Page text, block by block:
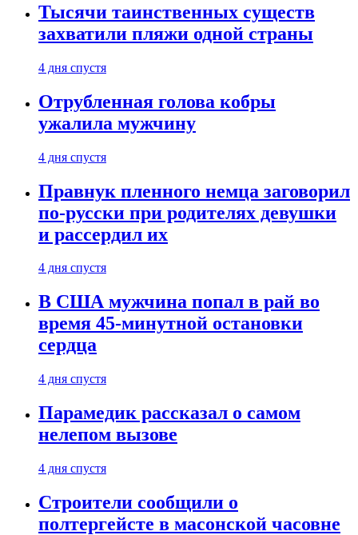
Тысячи таинственных существ
захватили пляжи одной страны
4 дня спустя
Отрубленная голова кобры
ужалила мужчину
4 дня спустя
Правнук пленного немца заговорил
по-русски при родителях девушки
и рассердил их
4 дня спустя
В США мужчина попал в рай во
время 45-минутной остановки
сердца
4 дня спустя
Парамедик рассказал о самом
нелепом вызове
4 дня спустя
Строители сообщили о
полтергейсте в масонской часовне